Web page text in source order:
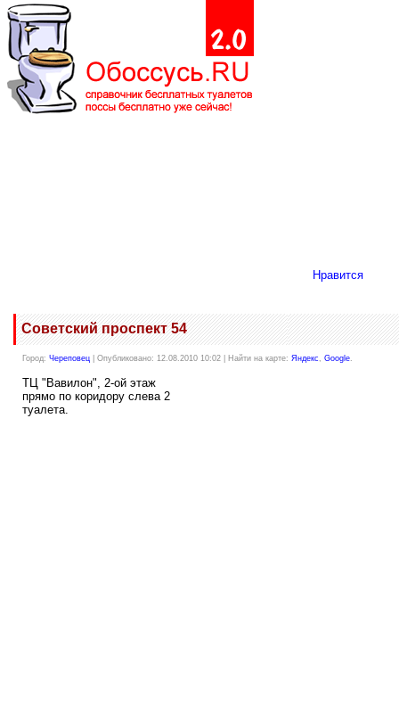
Нравится
Советский проспект 54
Город: Череповец | Опубликовано: 12.08.2010 10:02 | Найти на карте: Яндекс , Google.
ТЦ "Вавилон", 2-ой этаж
прямо по коридору слева 2
туалета.